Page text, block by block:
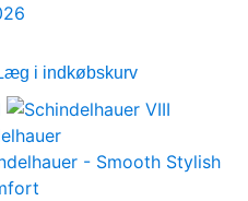
i indkøbskurv
- Smooth Stylish